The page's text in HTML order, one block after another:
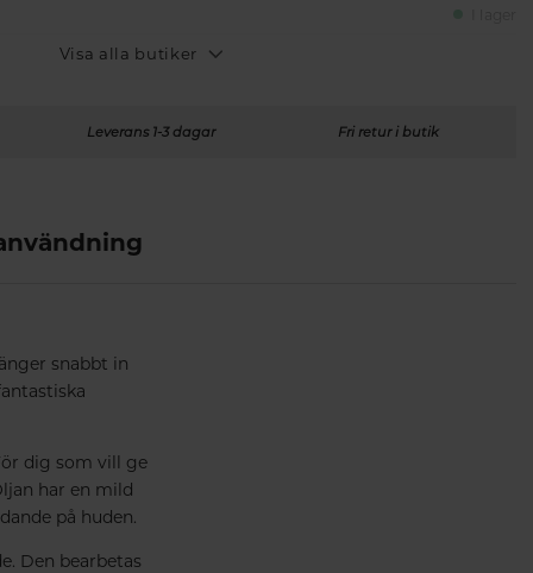
Visa alla butiker
Leverans 1-3 dagar Fri retur i butik
snabbt in
dig som vill ge
har en mild
på huden.
Den bearbetas